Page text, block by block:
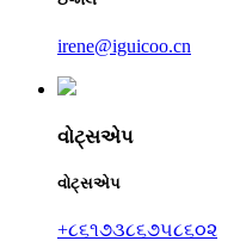
irene@iguicoo.cn
વોટ્સએપ
વોટ્સએપ
+૮૬૧૭૩૮૬૭૫૮૬૦૨